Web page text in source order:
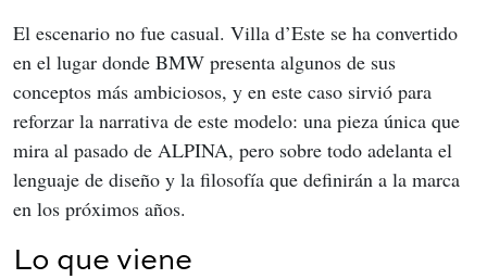
El escenario no fue casual. Villa d’Este se ha convertido
en el lugar donde BMW presenta algunos de sus
conceptos más ambiciosos, y en este caso sirvió para
reforzar la narrativa de este modelo: una pieza única que
mira al pasado de ALPINA, pero sobre todo adelanta el
lenguaje de diseño y la filosofía que definirán a la marca
en los próximos años.
Lo que viene